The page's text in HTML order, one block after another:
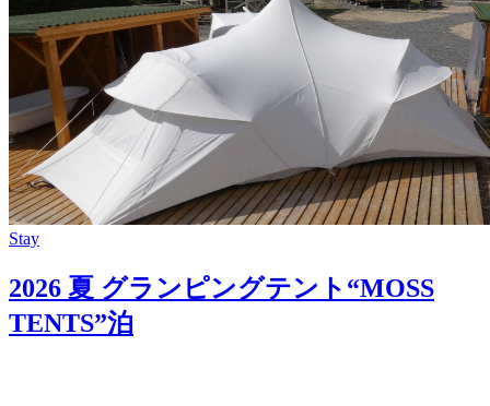
Stay
2026 夏 グランピングテント“MOSS
TENTS”泊